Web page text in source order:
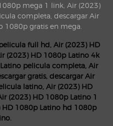
mega 1 link, Air (2023)
completa, descargar Air
1080p gratis en mega.
full hd, Air (2023) HD
(2023) HD 1080p Latino 4k
pelicula completa, Air
gratis, descargar Air
latino, Air (2023) HD
(2023) HD 1080p Latino 1
HD 1080p Latino hd 1080p